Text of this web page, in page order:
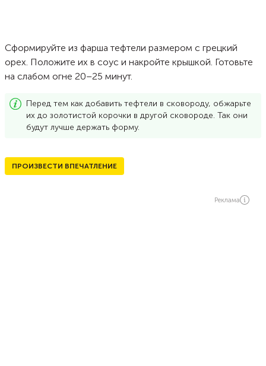
Сформируйте из фарша тефтели размером с грецкий
орех. Положите их в соус и накройте крышкой. Готовьте
на слабом огне 20–25 минут.
Перед тем как добавить тефтели в сковороду, обжарьте
их до золотистой корочки в другой сковороде. Так они
будут лучше держать форму.
ПРОИЗВЕСТИ ВПЕЧАТЛЕНИЕ
Реклама